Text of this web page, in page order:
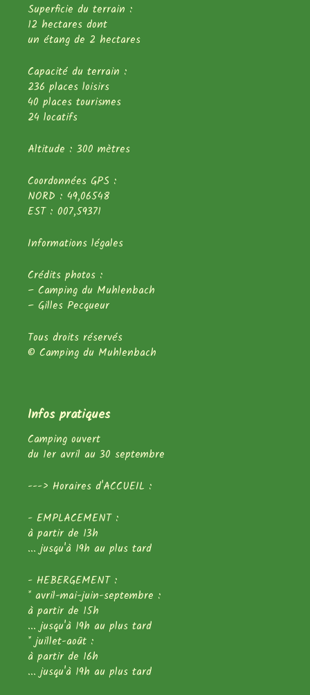
Superficie du terrain :
12 hectares dont
un étang de 2 hectares
Capacité du terrain :
236 places loisirs
40 places tourismes
24 locatifs
Altitude : 300 mètres
Coordonnées GPS :
NORD : 49,06548
EST : 007,59371
Informations légales
Crédits photos :
– Camping du Muhlenbach
– Gilles Pecqueur
Tous droits réservés
© Camping du Muhlenbach
Infos pratiques
Camping ouvert
du 1er avril au 30 septembre
---> Horaires d'ACCUEIL :
- EMPLACEMENT :
à partir de 13h
... jusqu'à 19h au plus tard
- HEBERGEMENT :
* avril-mai-juin-septembre :
à partir de 15h
... jusqu'à 19h au plus tard
* juillet-août :
à partir de 16h
... jusqu'à 19h au plus tard